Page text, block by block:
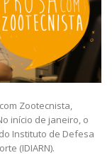
Zootecnista,
início de janeiro, o
Instituto de Defesa
(IDIARN).